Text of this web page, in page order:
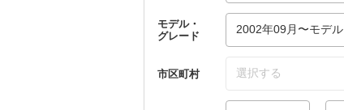
モデル・
グレード
2002年09月〜モデル
市区町村 選択する